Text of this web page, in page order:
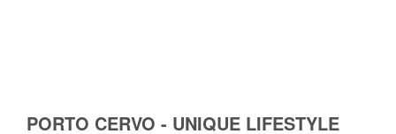
PORTO CERVO - UNIQUE LIFESTYLE